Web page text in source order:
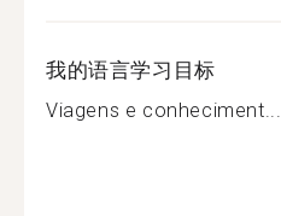
我的语言学习目标
Viagens e conheciment...